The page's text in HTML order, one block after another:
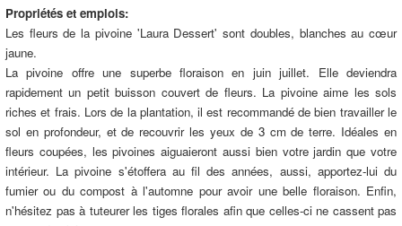
Propriétés et emplois:
Les fleurs de la pivoine 'Laura Dessert' sont doubles, blanches au cœur
jaune.
La pivoine offre une superbe floraison en juin juillet. Elle deviendra
rapidement un petit buisson couvert de fleurs. La pivoine aime les sols
riches et frais. Lors de la plantation, il est recommandé de bien travailler le
sol en profondeur, et de recouvrir les yeux de 3 cm de terre. Idéales en
fleurs coupées, les pivoines aiguaieront aussi bien votre jardin que votre
intérieur. La pivoine s'étoffera au fil des années, aussi, apportez-lui du
fumier ou du compost à l'automne pour avoir une belle floraison. Enfin,
n'hésitez pas à tuteurer les tiges florales afin que celles-ci ne cassent pas